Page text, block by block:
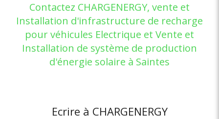
Contactez CHARGENERGY, vente et
Installation d'infrastructure de recharge
pour véhicules Electrique et Vente et
Installation de système de production
d'énergie solaire à Saintes
Ecrire à CHARGENERGY